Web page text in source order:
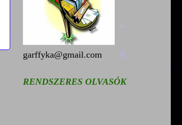
garffyka@gmail.com
RENDSZERES OLVASÓK